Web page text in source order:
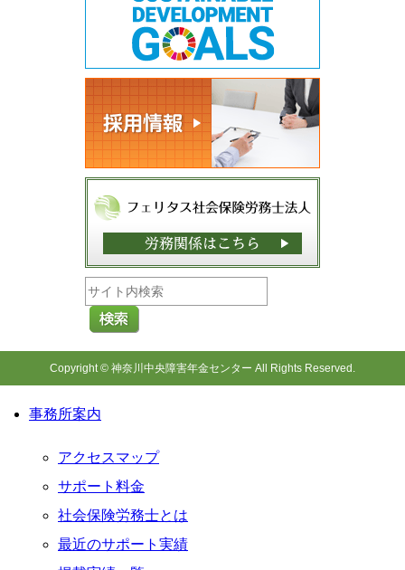
Copyright © 神奈川中央障害年金センター All Rights Reserved.
事務所案内
アクセスマップ
サポート料金
社会保険労務士とは
最近のサポート実績